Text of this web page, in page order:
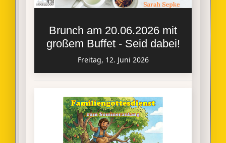
Brunch am 20.06.2026 mit
großem Buffet - Seid dabei!
Freitag, 12. Juni 2026